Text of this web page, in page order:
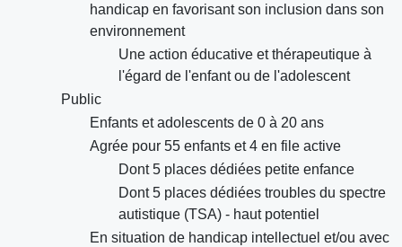
handicap en favorisant son inclusion dans son
environnement
Une action éducative et thérapeutique à
l'égard de l'enfant ou de l'adolescent
Public
Enfants et adolescents de 0 à 20 ans
Agrée pour 55 enfants et 4 en file active
Dont 5 places dédiées petite enfance
Dont 5 places dédiées troubles du spectre
autistique (TSA) - haut potentiel
En situation de handicap intellectuel et/ou avec